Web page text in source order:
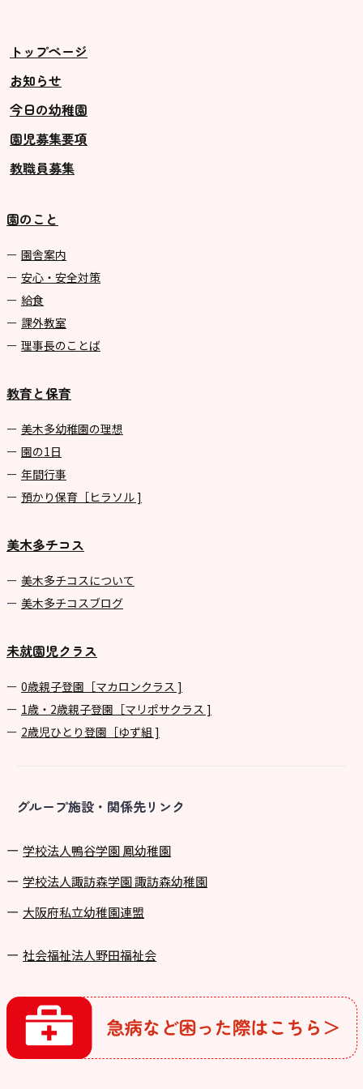
トップページ
お知らせ
今日の幼稚園
園児募集要項
教職員募集
園のこと
園舎案内
安心・安全対策
給食
課外教室
理事長のことば
教育と保育
美⽊多幼稚園の理想
園の1⽇
年間⾏事
預かり保育［ヒラソル ]
美木多チコス
美⽊多チコスについて
美⽊多チコスブログ
未就園児クラス
0歳親子登園［マカロンクラス ]
1歳・2歳親子登園［マリポサクラス ]
2歳児ひとり登園［ゆず組 ]
グループ施設・関係先リンク
学校法⼈鴨⾕学園 鳳幼稚園
学校法⼈諏訪森学園 諏訪森幼稚園
⼤阪府私⽴幼稚園連盟
社会福祉法人野田福祉会
美⽊多チコスについて
未就園児クラス
0歳親子登園［マカロンクラス ]
1歳・2歳親子登園［マリポサクラ
2歳児ひとり登園［ゆず組 ]
グループ施設・
関係先リンク
学校法⼈鴨⾕学園 鳳幼稚園
学校法⼈諏訪森学園 諏訪森幼稚
⼤阪府私⽴幼稚園連盟
社会福祉法人野田福祉会